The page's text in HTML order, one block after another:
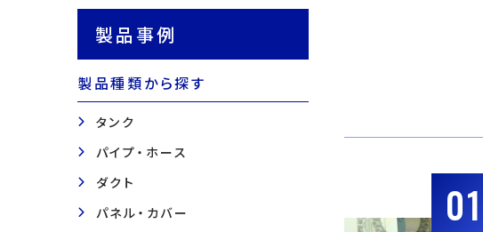
製品事例
製品種類から探す
タンク
パイプ・ホース
ダクト
パネル・カバー
01